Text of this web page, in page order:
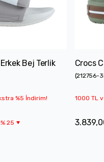
Bej Terlik
%5 İndirim!
%25
Crocs
(212756-
1000 TL